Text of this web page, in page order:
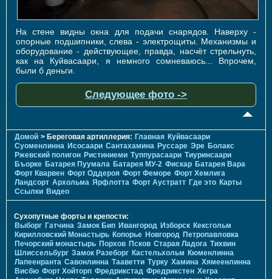
На стене видны окна для подачи снарядов. Наверху -
опорные подшипники, слева - электрощиты. Механизмы и
оборудование - действующее, правда, насчёт стрельнуть,
как на Куйвасаари, я немного сомневаюсь... Впрочем,
были б деньги.
Следующее фото ->
Домой > Береговая артиллерия: Главная Куйвасаари
Суоменлиннa Исосаари Сантахамина Руссаре Эре Болакс
Ржевский полигон Ристиниеми Туппурасаари Тиуринсаари
Бъорке Батарея Пуумала Батарея МУ-2 Фискар Батарея Вара
Форт Кварвен Форт Оддероя Форт Феморе Форт Хемлига
Ландсорт Архольма Ярфлотта Форт Аустратт Где это Карты
Ссылки Видео
Сухопутные форты и крепости:
Выборг Гатчина Замок Бип Ивангород Изборск Кексгольм
Кирилловский Монастырь Копорье Новгород Петропавловка
Печорcкий монастырь Порхов Псков Старая Ладога Тихвин
Шлиссельбург Замок Разеборг Кастельхольм Кюменлинна
Лапеенранта Савонлинна Тааветти Турку Хамина Хямеенлинна
Висбю Форт Хойторп Фредрикстад Фредрикстен Хегра